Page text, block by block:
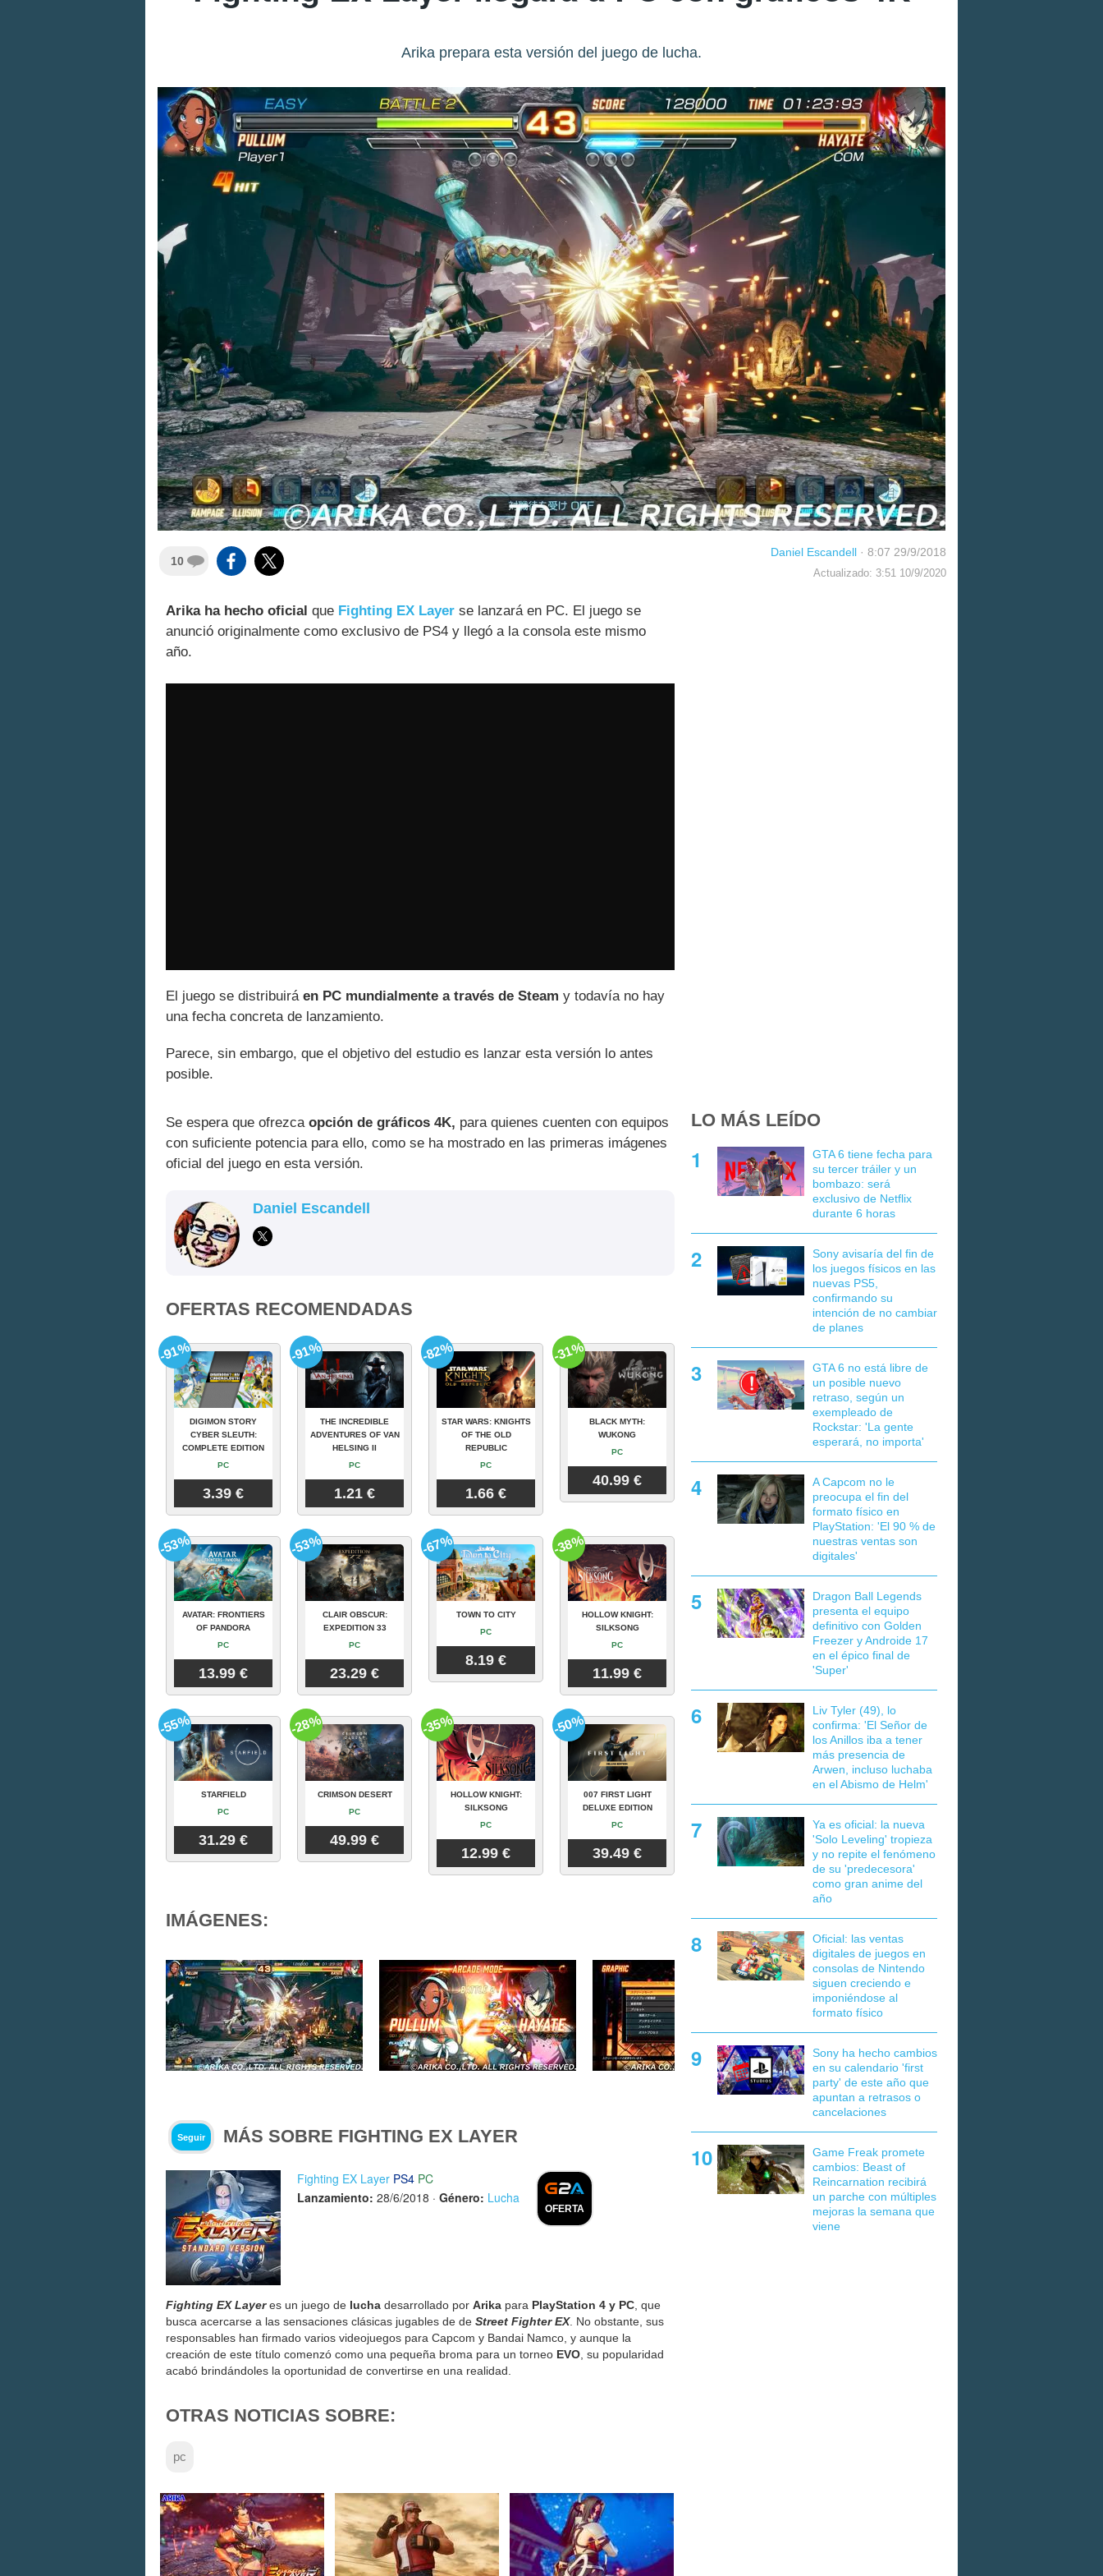
Arika prepara esta versión del juego de lucha.
10
Daniel Escandell · 8:07 29/9/2018
Actualizado: 3:51 10/9/2020
Arika ha hecho oficial que Fighting EX Layer se lanzará en PC. El juego se
anunció originalmente como exclusivo de PS4 y llegó a la consola este mismo
año.
El juego se distribuirá en PC mundialmente a través de Steam y todavía no hay
una fecha concreta de lanzamiento.
Parece, sin embargo, que el objetivo del estudio es lanzar esta versión lo antes
posible.
Se espera que ofrezca opción de gráficos 4K, para quienes cuenten con equipos
con suficiente potencia para ello, como se ha mostrado en las primeras imágenes
oficial del juego en esta versión.
Daniel Escandell
OFERTAS RECOMENDADAS
DIGIMON STORY
CYBER SLEUTH:
COMPLETE EDITION
PC
3.39 €
-91%
THE INCREDIBLE
ADVENTURES OF VAN
HELSING II
PC
1.21 €
-91%
STAR WARS: KNIGHTS
OF THE OLD
REPUBLIC
PC
1.66 €
-82%
BLACK MYTH:
WUKONG
PC
40.99 €
-31%
AVATAR: FRONTIERS
OF PANDORA
PC
13.99 €
-53%
CLAIR OBSCUR:
EXPEDITION 33
PC
23.29 €
-53%
TOWN TO CITY
PC
8.19 €
-67%
HOLLOW KNIGHT:
SILKSONG
PC
11.99 €
-38%
STARFIELD
PC
31.29 €
-55%
CRIMSON DESERT
PC
49.99 €
-28%
HOLLOW KNIGHT:
SILKSONG
PC
12.99 €
-35%
007 FIRST LIGHT
DELUXE EDITION
PC
39.49 €
-50%
IMÁGENES:
Seguir MÁS SOBRE FIGHTING EX LAYER
Fighting EX Layer PS4 PC
Lanzamiento: 28/6/2018 · Género: Lucha
OFERTA
Fighting EX Layeres un juego de lucha desarrollado por Arika para PlayStation 4 y PC , que
busca acercarse a las sensaciones clásicas jugables de de Street Fighter EX. No obstante, sus
responsables han firmado varios videojuegos para Capcom y Bandai Namco, y aunque la
creación de este título comenzó como una pequeña broma para un torneo EVO , su popularidad
acabó brindándoles la oportunidad de convertirse en una realidad.
OTRAS NOTICIAS SOBRE:
pc
LO MÁS LEÍDO
GTA 6 tiene fecha para
su tercer tráiler y un
bombazo: será
exclusivo de Netflix
durante 6 horas
Sony avisaría del fin de
los juegos físicos en las
nuevas PS5,
confirmando su
intención de no cambiar
de planes
GTA 6 no está libre de
un posible nuevo
retraso, según un
exempleado de
Rockstar: 'La gente
esperará, no importa'
A Capcom no le
preocupa el fin del
formato físico en
PlayStation: 'El 90 % de
nuestras ventas son
digitales'
Dragon Ball Legends
presenta el equipo
definitivo con Golden
Freezer y Androide 17
en el épico final de
'Super'
Liv Tyler (49), lo
confirma: 'El Señor de
los Anillos iba a tener
más presencia de
Arwen, incluso luchaba
en el Abismo de Helm'
Ya es oficial: la nueva
'Solo Leveling' tropieza
y no repite el fenómeno
de su 'predecesora'
como gran anime del
año
Oficial: las ventas
digitales de juegos en
consolas de Nintendo
siguen creciendo e
imponiéndose al
formato físico
Sony ha hecho cambios
en su calendario 'first
party' de este año que
apuntan a retrasos o
cancelaciones
Game Freak promete
cambios: Beast of
Reincarnation recibirá
un parche con múltiples
mejoras la semana que
viene